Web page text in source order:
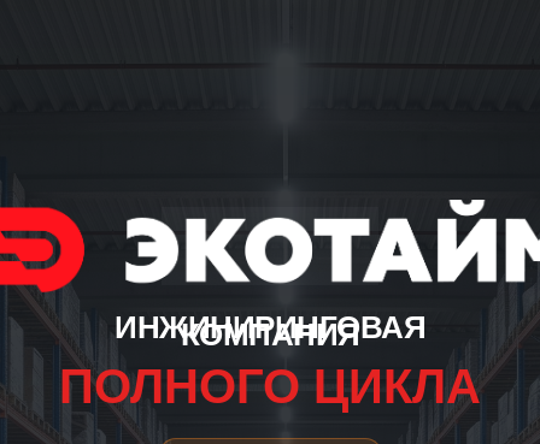
ИНЖИНИРИНГОВАЯ
КОМПАНИЯ
ПОЛНОГО ЦИКЛА